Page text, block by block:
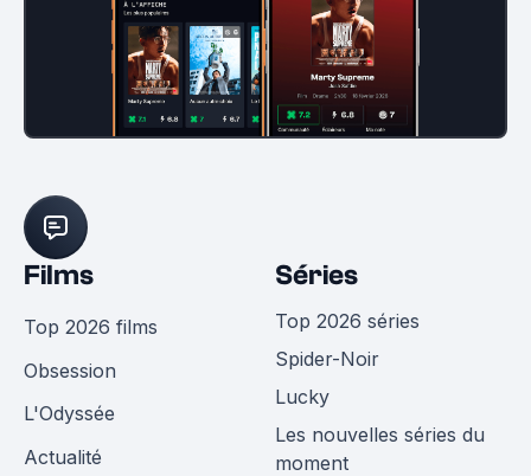
Films
Top 2026 films
Obsession
L'Odyssée
Actualité
Séries
Top 2026 séries
Spider-Noir
Lucky
Les nouvelles séries du
moment